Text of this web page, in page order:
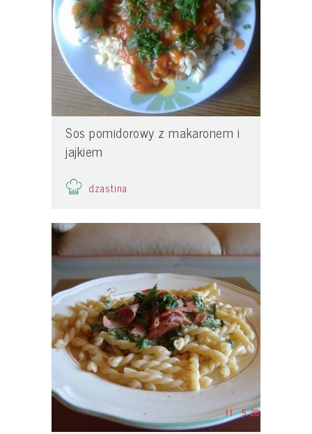
Sos pomidorowy z makaronem i
jajkiem
dzastina